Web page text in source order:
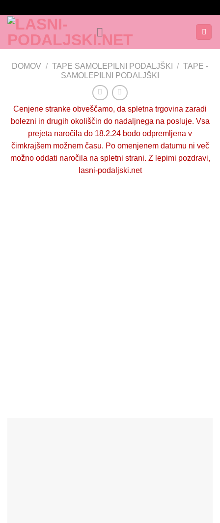
na
vsebino
DOMOV / TAPE SAMOLEPILNI PODALJŠKI / TAPE -
SAMOLEPILNI PODALJŠKI
Cenjene stranke obveščamo, da spletna trgovina zaradi
bolezni in drugih okoliščin do nadaljnega na posluje. Vsa
prejeta naročila do 18.2.24 bodo odpremljena v
čimkrajšem možnem času. Po omenjenem datumu ni več
možno oddati naročila na spletni strani. Z lepimi pozdravi,
lasni-podaljski.net